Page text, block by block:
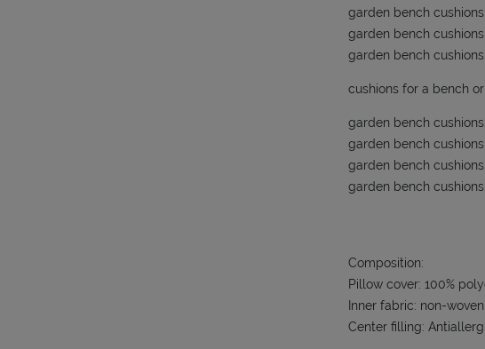
garden bench
garden bench
garden bench
cushions for a bench
garden bench
garden bench
garden bench
garden bench
Composition:
Pillow cover: 100%
Inner fabric: non-
Center filling: